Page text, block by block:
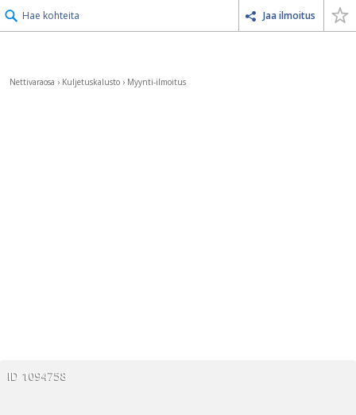
Hae kohteita Jaa ilmoitus
Nettivaraosa › Kuljetuskalusto › Myynti-ilmoitus
ID 1094758